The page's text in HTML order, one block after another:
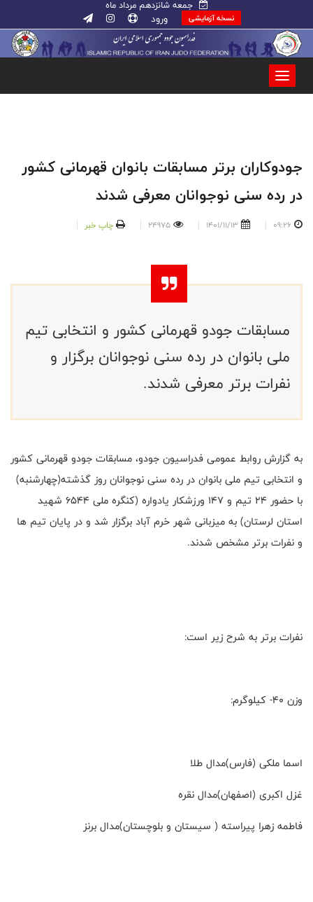
جمعه شانزدهم مرداد ماه
نسخه آزمایشی ورود
جودوکاران برتر مسابقات بانوان قهرمانی کشور
در رده سنی نوجوانان معرفی شدند
09:26
1401/11/13
24975 چاپ خبر
مسابقات جودو قهرمانی کشور و انتخابی تیم
ملی بانوان در رده سنی نوجوانان برگزار و
نفرات برتر معرفی شدند.
به گزارش روابط عمومی فدراسیون جودو، مسابقات جودو قهرمانی کشور
و انتخابی تیم ملی بانوان در رده سنی نوجوانان روز گذشته(چهارشنبه)
با حضور ۲۴ تیم و ۱۴۷ ورزشکار یادواره (کنگره ملی 6544 شهید
استان لرستان) به میزبانی شهر خرم آباد برگزار شد و در پایان تیم ها
و نفرات برتر مشخص شدند.
نفرات برتر به شرح زیر است:
وزن ۴۰- کیلوگرم:
اسما ملکی (فارس)مدال طلا
غزل اکبری (اصفهان)مدال نقره
فاطمه زهرا پیراسته ( سیستان و بلوچستان)مدال برنز